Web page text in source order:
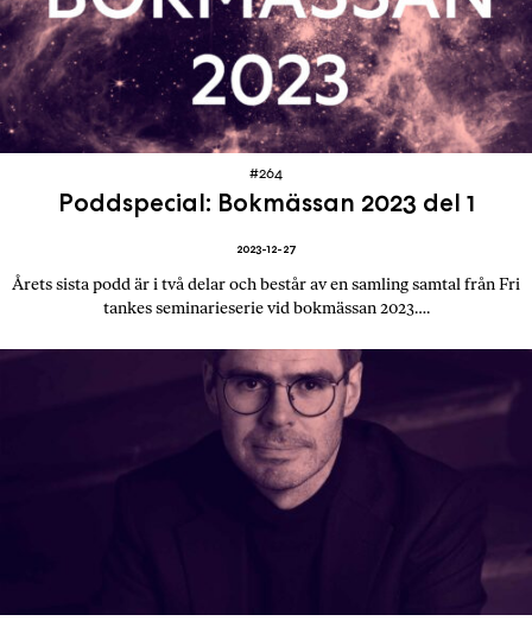
2023-12-27
Poddspecial: Bokmässan 2023 del 1
#264
Årets sista podd är i två delar och består av en samling samtal från Fri
tankes seminarieserie vid bokmässan 2023….